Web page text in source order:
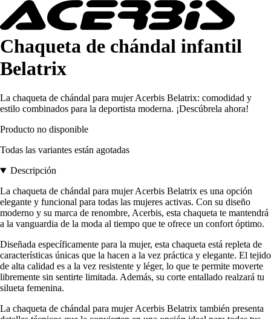
Chaqueta de chándal infantil
Belatrix
La chaqueta de chándal para mujer Acerbis Belatrix: comodidad y
estilo combinados para la deportista moderna. ¡Descúbrela ahora!
Producto no disponible
Todas las variantes están agotadas
Descripción
La chaqueta de chándal para mujer Acerbis Belatrix es una opción
elegante y funcional para todas las mujeres activas. Con su diseño
moderno y su marca de renombre, Acerbis, esta chaqueta te mantendrá
a la vanguardia de la moda al tiempo que te ofrece un confort óptimo.
Diseñada específicamente para la mujer, esta chaqueta está repleta de
características únicas que la hacen a la vez práctica y elegante. El tejido
de alta calidad es a la vez resistente y léger, lo que te permite moverte
libremente sin sentirte limitada. Además, su corte entallado realzará tu
silueta femenina.
La chaqueta de chándal para mujer Acerbis Belatrix también presenta